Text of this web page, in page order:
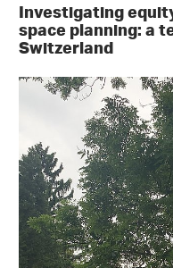
Investigating
space planning: a
Switzerland